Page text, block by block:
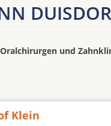
und
Klein